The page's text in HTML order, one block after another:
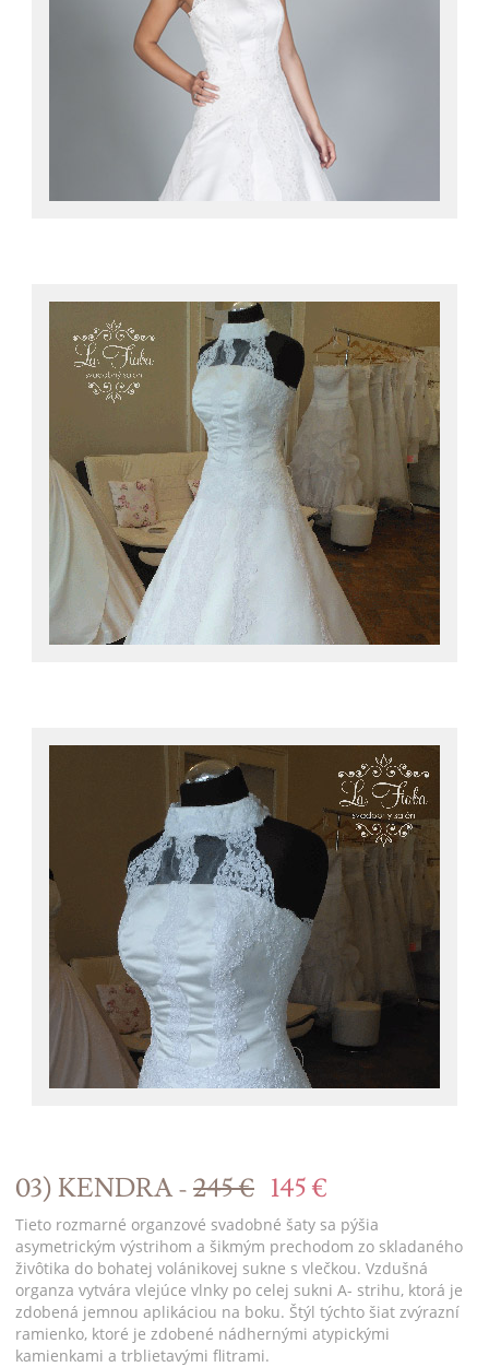
03) KENDRA -245 € 145 €
Tieto rozmarné organzové svadobné šaty sa pýšia
asymetrickým výstrihom a šikmým prechodom zo skladaného
živôtika do bohatej volánikovej sukne s vlečkou. Vzdušná
organza vytvára vlejúce vlnky po celej sukni A- strihu, ktorá je
zdobená jemnou aplikáciou na boku. Štýl týchto šiat zvýrazní
ramienko, ktoré je zdobené nádhernými atypickými
kamienkami a trblietavými flitrami.